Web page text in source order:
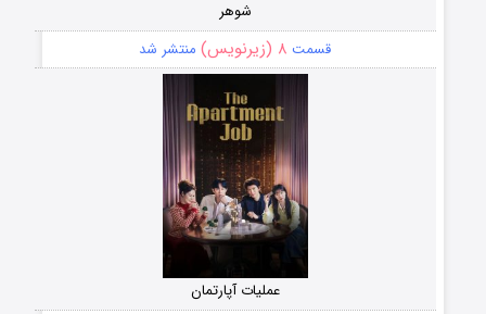
شوهر
قسمت ۸ (زیرنویس) منتشر شد
عملیات آپارتمان